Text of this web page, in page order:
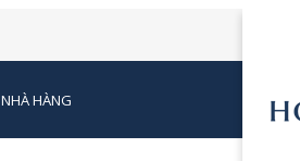
NHÀ HÀNG